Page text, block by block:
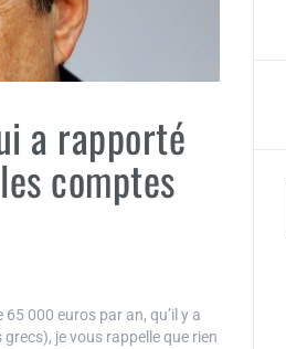
a rapporté
comptes
000 euros par an, qu’il y a
je vous rappelle que rien